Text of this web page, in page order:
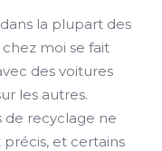
la plupart des
moi se fait
des voitures
les autres.
de recyclage ne
et certains